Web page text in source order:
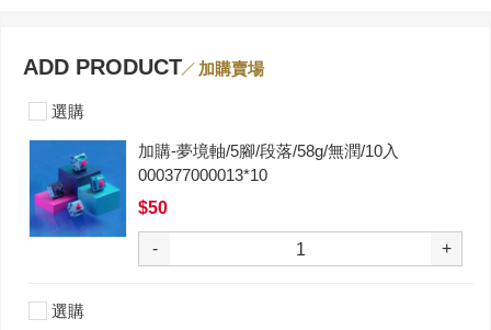
ADD PRODUCT 加購賣場
選購
加購-夢境軸/5腳/段落/58g/無潤/10入
000377000013*10
$50
- +
選購